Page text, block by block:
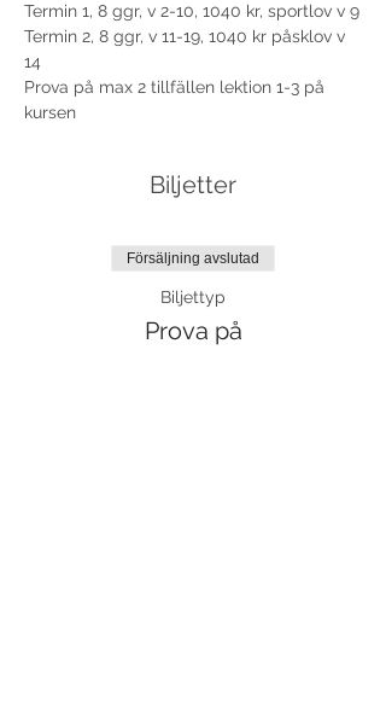
Termin 1, 8 ggr, v 2-10, 1040 kr, sportlov v 9
Termin 2, 8 ggr, v 11-19, 1040 kr påsklov v
14
Prova på max 2 tillfällen lektion 1-3 på
kursen
Biljetter
Försäljning avslutad
Biljettyp
Prova på